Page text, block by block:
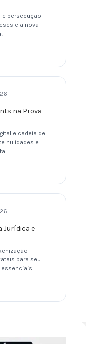
e persecução
e a nova
na Prova
e cadeia de
nulidades e
Jurídica e
para seu
essenciais!